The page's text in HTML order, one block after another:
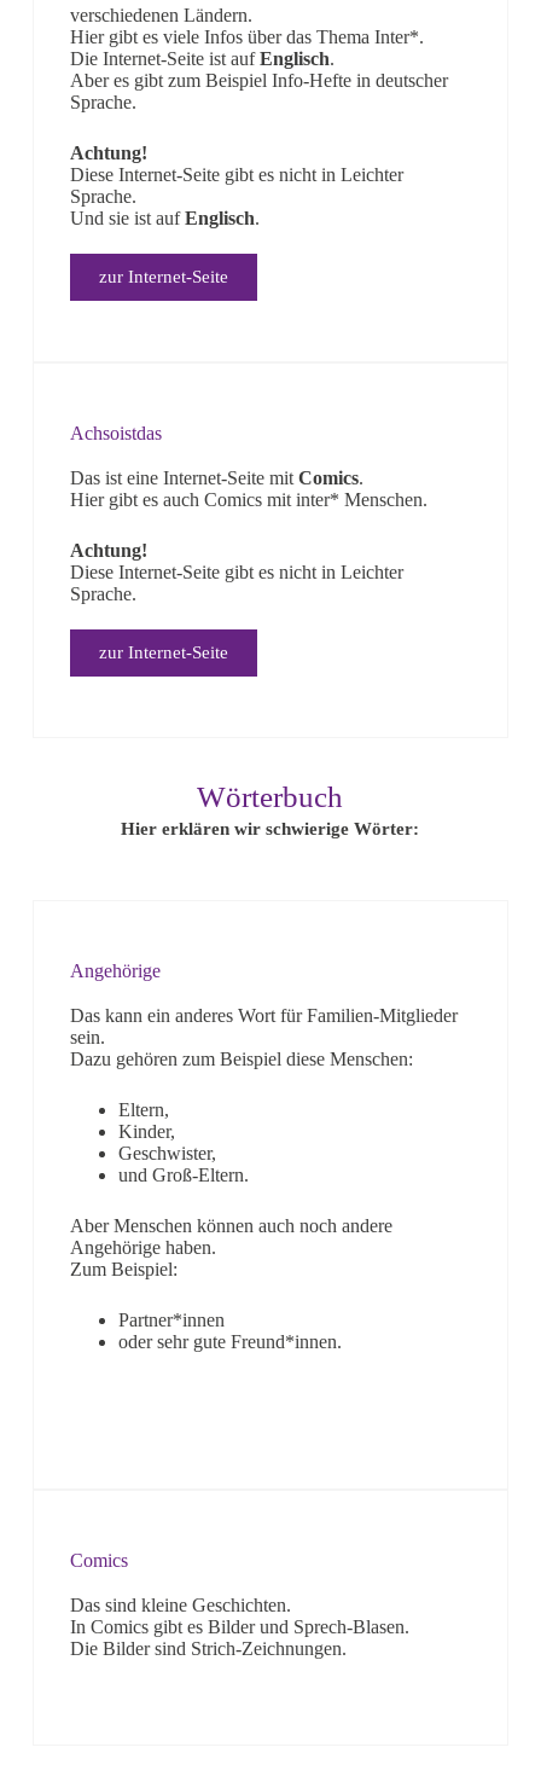
verschiedenen Ländern.
Hier gibt es viele Infos über das Thema Inter*.
Die Internet-Seite ist aufEnglisch.
Aber es gibt zum Beispiel Info-Hefte in deutscher
Sprache.
Achtung!
Diese Internet-Seite gibt es nicht in Leichter
Sprache.
Und sie ist aufEnglisch.
zur Internet-Seite
Achsoistdas
Das ist eine Internet-Seite mit Comics.
Hier gibt es auch Comics mit inter* Menschen.
Achtung!
Diese Internet-Seite gibt es nicht in Leichter
Sprache.
zur Internet-Seite
Wörterbuch
Hier erklären wir schwierige Wörter:
Angehörige
Das kann ein anderes Wort für Familien-Mitglieder
sein.
Dazu gehören zum Beispiel diese Menschen:
Eltern,
Kinder,
Geschwister,
und Groß-Eltern.
Aber Menschen können auch noch andere
Angehörige haben.
Zum Beispiel:
Partner*innen
oder sehr gute Freund*innen.
Comics
Das sind kleine Geschichten.
In Comics gibt es Bilder und Sprech-Blasen.
Die Bilder sind Strich-Zeichnungen.